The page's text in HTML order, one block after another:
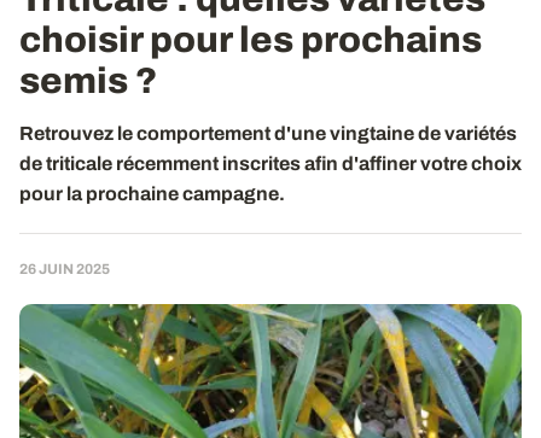
choisir pour les prochains
semis ?
Retrouvez le comportement d'une vingtaine de variétés
de triticale récemment inscrites afin d'affiner votre choix
pour la prochaine campagne.
26 JUIN 2025